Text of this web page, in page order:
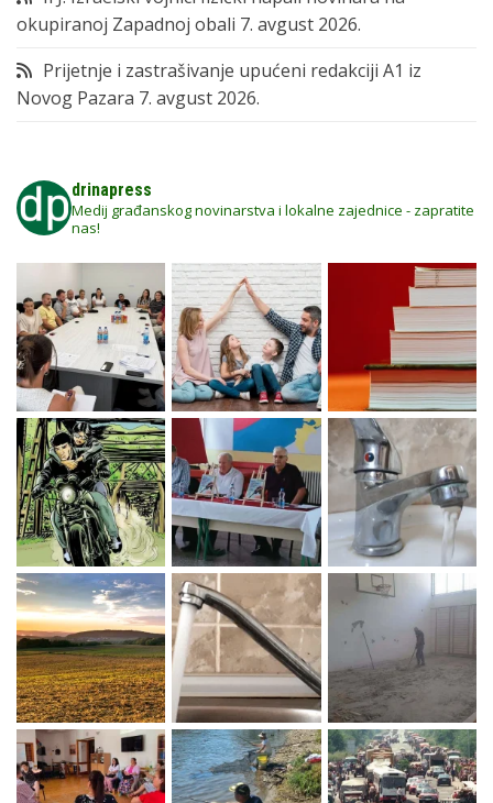
okupiranoj Zapadnoj obali 7. avgust 2026.
Prijetnje i zastrašivanje upućeni redakciji A1 iz
Novog Pazara 7. avgust 2026.
drinapress
Medij građanskog novinarstva i lokalne zajednice - zapratite
nas!